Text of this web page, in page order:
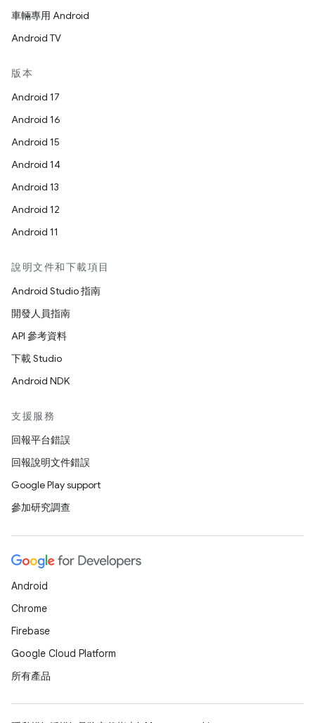
車輛專用 Android
Android TV
版本
Android 17
Android 16
Android 15
Android 14
Android 13
Android 12
Android 11
說明文件和下載項目
Android Studio 指南
開發人員指南
API 參考資料
下載 Studio
Android NDK
支援服務
回報平台錯誤
回報說明文件錯誤
Google Play support
參加研究調查
Android
Chrome
Firebase
Google Cloud Platform
所有產品